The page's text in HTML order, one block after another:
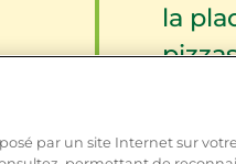
la
par un site Internet sur